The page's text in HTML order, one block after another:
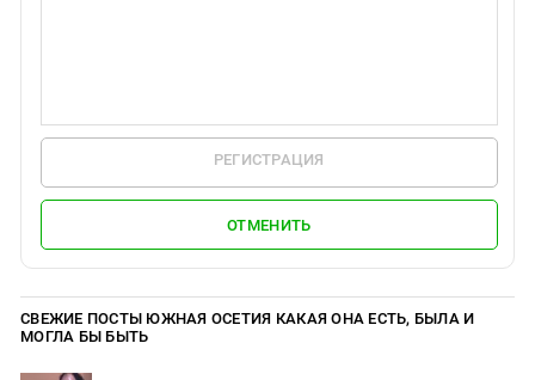
РЕГИСТРАЦИЯ
ОТМЕНИТЬ
СВЕЖИЕ ПОСТЫ ЮЖНАЯ ОСЕТИЯ КАКАЯ ОНА ЕСТЬ, БЫЛА И
МОГЛА БЫ БЫТЬ